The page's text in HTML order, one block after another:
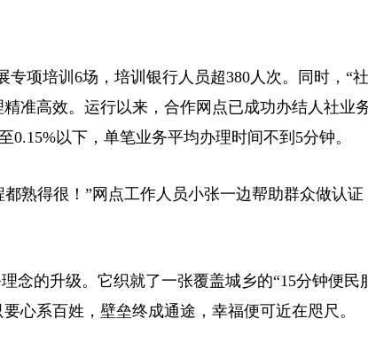
项培训6场，培训银行人员超380人次。同时，“
准高效。运行以来，合作网点已成功办结人社业
以下，单笔业务平均办理时间不到5分钟。
熟得很！”网点工作人员小张一边帮助群众做认证
念的升级。它织就了一张覆盖城乡的“15分钟便民
系百姓，壁垒终成通途，幸福便可近在咫尺。